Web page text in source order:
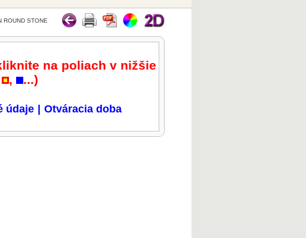
ROUND STONE
zväčšiť obrázok
na poliach v nižšie
, ...)
údaje Otváracia doba